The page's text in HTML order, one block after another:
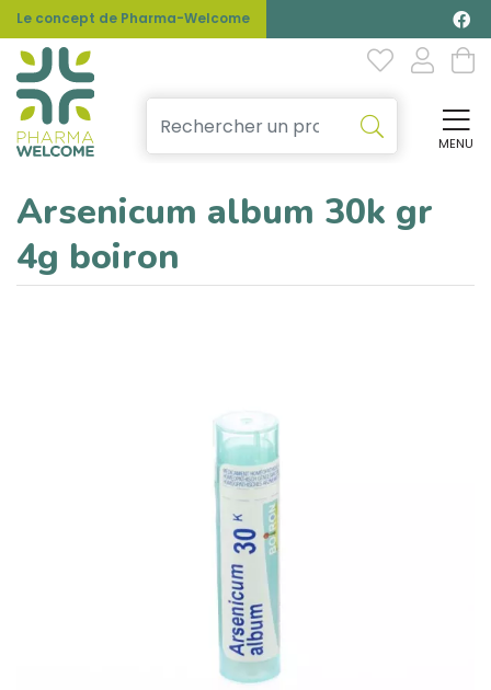
Le concept de Pharma-Welcome
MENU
Arsenicum album 30k gr
4g boiron